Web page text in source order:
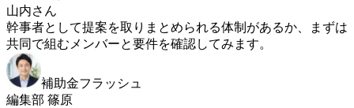
山内さん
幹事者として提案を取りまとめられる体制があるか、まずは
共同で組むメンバーと要件を確認してみます。
補助金フラッシュ
編集部 篠原